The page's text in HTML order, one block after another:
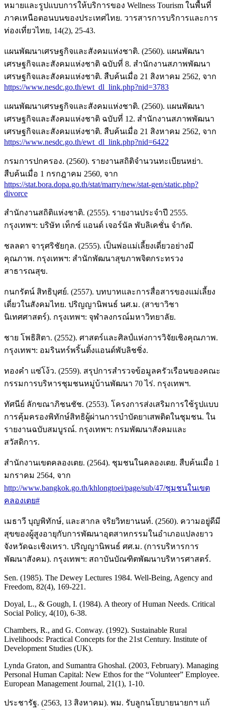
หมายและรูปแบบการให้บริการของ Wellness Tourism ในพื้นที่
ภาคเหนือตอนบนของประเทศไทย. วารสารการบริการและการ
ท่องเที่ยวไทย, 14(2), 25-43.
แผนพัฒนาเศรษฐกิจและสังคมแห่งชาติ. (2560). แผนพัฒนา
เศรษฐกิจและสังคมแห่งชาติ ฉบับที่ 8. สำนักงานสภาพพัฒนา
เศรษฐกิจและสังคมแห่งชาติ. สืบค้นเมื่อ 21 สิงหาคม 2562, จาก
https://www.nesdc.go.th/ewt_dl_link.php?nid=3783
แผนพัฒนาเศรษฐกิจและสังคมแห่งชาติ. (2560). แผนพัฒนา
เศรษฐกิจและสังคมแห่งชาติ ฉบับที่ 12. สำนักงานสภาพพัฒนา
เศรษฐกิจและสังคมแห่งชาติ. สืบค้นเมื่อ 21 สิงหาคม 2562, จาก
https://www.nesdc.go.th/ewt_dl_link.php?nid=6422
กรมการปกครอง. (2560). รายงานสถิติจำนวนทะเบียนหย่า.
สืบค้นเมื่อ 1 กรกฎาคม 2560, จาก
https://stat.bora.dopa.go.th/stat/marry/new/stat-gen/static.php?
divorce
สำนักงานสถิติแห่งชาติ. (2555). รายงานประจำปี 2555.
กรุงเทพฯ: บริษัท เท็กซ์ แอนด์ เจอร์นัล พับลิเคชั่น จำกัด.
ชลลดา จารุศริชัยกุล. (2555). เป็นพ่อแม่เลี้ยงเดี่ยวอย่างมี
คุณภาพ. กรุงเทพฯ: สำนักพัฒนาสุขภาพจิตกระทรวง
สาธารณสุข.
กนกรัตน์ สิทธิบุศย์. (2557). บทบาทและการสื่อสารของแม่เลี้ยง
เดี่ยวในสังคมไทย. ปริญญานิพนธ์ นศ.ม. (สาขาวิชา
นิเทศศาสตร์). กรุงเทพฯ: จุฬาลงกรณ์มหาวิทยาลัย.
ชาย โพธิสิตา. (2552). ศาสตร์และศิลป์แห่งการวิจัยเชิงคุณภาพ.
กรุงเทพฯ: อมรินทร์พริ้นติ้งแอนด์พับลิชชิ่ง.
ทองคำ แซ่โง้ว. (2559). สรุปการสำรวจข้อมูลครัวเรือนของคณะ
กรรมการบริหารชุมชนหมู่บ้านพัฒนา 70 ไร่. กรุงเทพฯ.
ทัศนีย์ ลักขณาภิชนชัช. (2553). โครงการส่งเสริมการใช้รูปแบบ
การคุ้มครองพิทักษ์สิทธิผู้ผ่านการบำบัดยาเสพติดในชุมชน. ใน
รายงานฉบับสมบูรณ์. กรุงเทพฯ: กรมพัฒนาสังคมและ
สวัสดิการ.
สำนักงานเขตคลองเตย. (2564). ชุมชนในคลองเตย. สืบค้นเมื่อ 1
มกราคม 2564, จาก
http://www.bangkok.go.th/khlongtoei/page/sub/47/ชุมชนในเขต
คลองเตย#
เมธาวี บุญพิทักษ์, และสากล จริยวิทยานนท์. (2560). ความอยู่ดีมี
สุขของผู้สูงอายุกับการพัฒนาอุตสาหกรรมในอำเภอแปลงยาว
จังหวัดฉะเชิงเทรา. ปริญญานิพนธ์ ศศ.ม. (การบริหารการ
พัฒนาสังคม). กรุงเทพฯ: สถาบันบัณฑิตพัฒนาบริหารศาสตร์.
Sen. (1985). The Dewey Lectures 1984. Well-Being, Agency and
Freedom, 82(4), 169-221.
Doyal, L., & Gough, I. (1984). A theory of Human Needs. Critical
Social Policy, 4(10), 6-38.
Chambers, R., and G. Conway. (1992). Sustainable Rural
Livelihoods: Practical Concepts for the 21st Century. Institute of
Development Studies (UK).
Lynda Graton, and Sumantra Ghoshal. (2003, February). Managing
Personal Human Capital: New Ethos for the “Volunteer” Employee.
European Management Journal, 21(1), 1-10.
ประชารัฐ. (2563, 13 สิงหาคม). พม. รับลูกนโยบายนายกฯ แก้